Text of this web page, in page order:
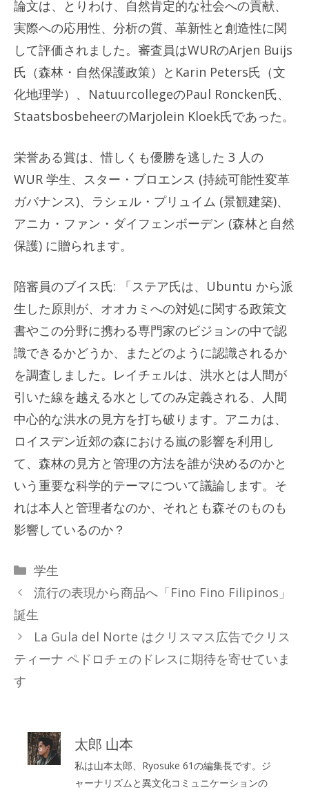
論文は、とりわけ、自然肯定的な社会への貢献、
実際への応用性、分析の質、革新性と創造性に関
して評価されました。審査員はWURのArjen Buijs
氏（森林・自然保護政策）とKarin Peters氏（文
化地理学）、NatuurcollegeのPaul Roncken氏、
StaatsbosbeheerのMarjolein Kloek氏であった。
栄誉ある賞は、惜しくも優勝を逃した 3 人の
WUR 学生、スター・ブロエンス (持続可能性変革
ガバナンス)、ラシェル・プリュイム (景観建築)、
アニカ・ファン・ダイフェンボーデン (森林と自然
保護) に贈られます。
陪審員のブイス氏: 「ステア氏は、Ubuntu から派
生した原則が、オオカミへの対処に関する政策文
書やこの分野に携わる専門家のビジョンの中で認
識できるかどうか、またどのように認識されるか
を調査しました。レイチェルは、洪水とは人間が
引いた線を越える水としてのみ定義される、人間
中心的な洪水の見方を打ち破ります。アニカは、
ロイスデン近郊の森における嵐の影響を利用し
て、森林の見方と管理の方法を誰が決めるのかと
いう重要な科学的テーマについて議論します。そ
れは本人と管理者なのか、それとも森そのものも
影響しているのか？
カ
テ
リ
ー
学生
流行の表現から商品へ「Fino Fino Filipinos」
誕生
La Gula del Norte はクリスマス広告でクリス
ティーナ ペドロチェのドレスに期待を寄せていま
す
太郎 山本
私は山本太郎、Ryosuke 61の編集長です。ジ
ャーナリズムと異文化コミュニケーションの